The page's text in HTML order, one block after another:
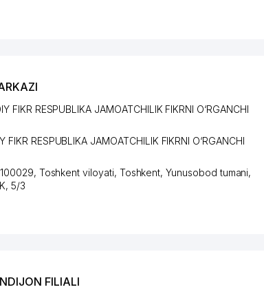
FIKR RESPUBLIKA JAMOATCHILIK FIKRNI O‘RGANCHI
FIKR RESPUBLIKA JAMOATCHILIK FIKRNI O‘RGANCHI
Toshkent viloyati, Toshkent,Yunusobod tumani,
, 5/3
FILIALI